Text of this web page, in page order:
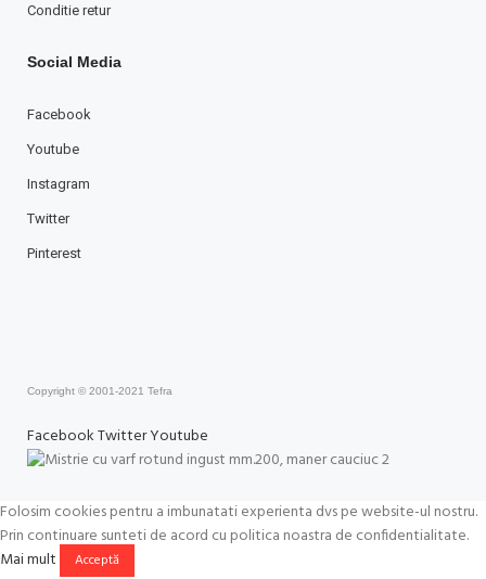
Conditie retur
Social Media
Facebook
Youtube
Instagram
Twitter
Pinterest
Copyright © 2001-2021 Tefra
FacebookTwitterYoutube
Folosim cookies pentru a imbunatati experienta dvs pe website-ul nostru.
Prin continuare sunteti de acord cu politica noastra de confidentialitate.
Mai mult
Acceptă